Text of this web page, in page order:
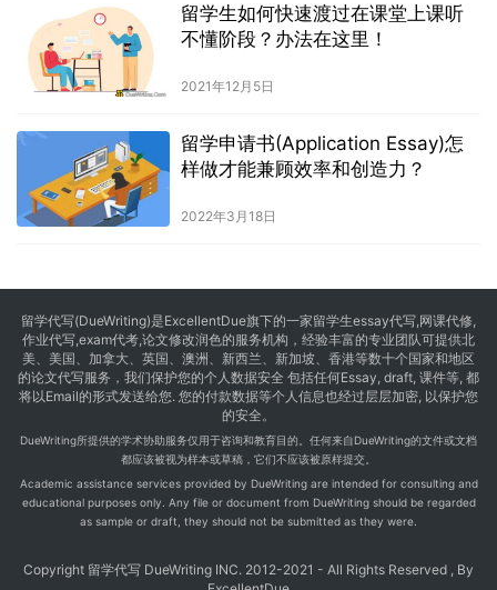
留学生如何快速渡过在课堂上课听
不懂阶段？办法在这里！
2021年12月5日
留学申请书(Application Essay)怎
样做才能兼顾效率和创造力？
2022年3月18日
留学代写(DueWriting)是ExcellentDue旗下的一家留学生essay代写,网课代修,
作业代写,exam代考,论文修改润色的服务机构，经验丰富的专业团队可提供北
美、美国、加拿大、英国、澳洲、新西兰、新加坡、香港等数十个国家和地区
的论文代写服务，我们保护您的个人数据安全 包括任何Essay, draft, 课件等, 都
将以Email的形式发送给您. 您的付款数据等个人信息也经过层层加密, 以保护您
的安全。
DueWriting所提供的学术协助服务仅用于咨询和教育目的。任何来自DueWriting的文件或文档
都应该被视为样本或草稿，它们不应该被原样提交。
Academic assistance services provided by DueWriting are intended for consulting and
educational purposes only. Any file or document from DueWriting should be regarded
as sample or draft, they should not be submitted as they were.
Copyright 留学代写 DueWriting INC. 2012-2021 - All Rights Reserved , By